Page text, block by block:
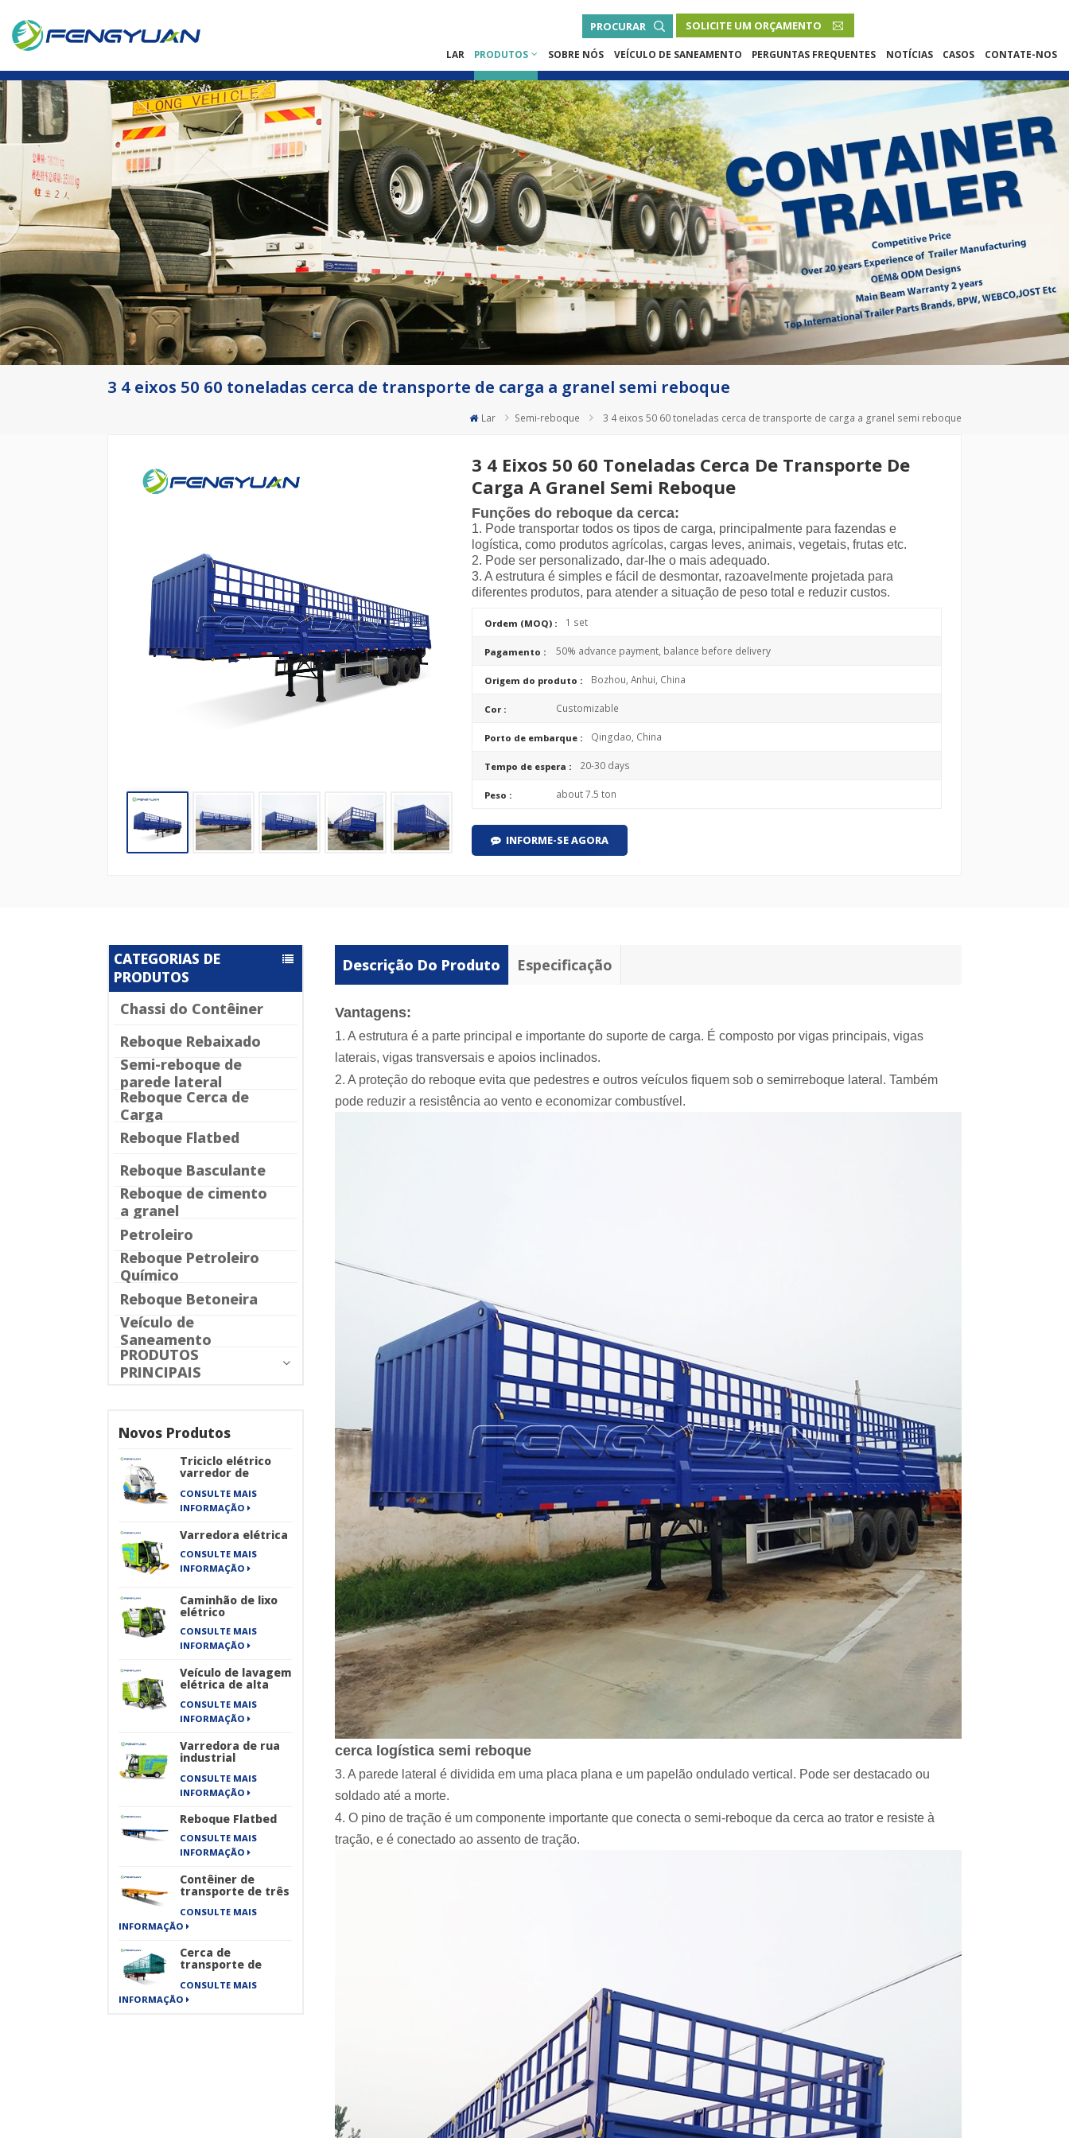
PROCURAR SOLICITE UM ORÇAMENTO
French
Русский язык
Español
Português
Malay
ภาษา
Türkçe
LAR PRODUTOS SOBRE NÓS VEÍCULO DE SANEAMENTO PERGUNTAS FREQUENTES NOTÍCIAS CASOS CONTATE-NOS
3 4 eixos 50 60 toneladas cerca de transporte de carga a granel semi reboque
Lar Semi-reboque 3 4 eixos 50 60 toneladas cerca de transporte de carga a granel semi reboque
3 4 Eixos 50 60 Toneladas Cerca De Transporte De
Carga A Granel Semi Reboque
Funções do reboque da cerca:
1. Pode transportar todos os tipos de carga, principalmente para fazendas e
logística, como produtos agrícolas, cargas leves, animais, vegetais, frutas etc.
2. Pode ser personalizado, dar-lhe o mais adequado.
3. A estrutura é simples e fácil de desmontar, razoavelmente projetada para
diferentes produtos, para atender a situação de peso total e reduzir custos.
Ordem (MOQ) : 1 set
Pagamento : 50% advance payment, balance before delivery
Origem do produto : Bozhou, Anhui, China
Cor : Customizable
Porto de embarque : Qingdao, China
Tempo de espera : 20-30 days
Peso : about 7.5 ton
INFORME-SE AGORA
CATEGORIAS DE
PRODUTOS
Chassi do Contêiner
Reboque Rebaixado
Semi-reboque de
parede lateral
Reboque Cerca de
Carga
Reboque Flatbed
Reboque Basculante
Reboque de cimento
a granel
Petroleiro
Reboque Petroleiro
Químico
Reboque Betoneira
Veículo de
Saneamento
PRODUTOS
PRINCIPAIS
Novos Produtos
Triciclo elétrico
varredor de
CONSULTE MAIS
INFORMAÇÃO
Varredora elétrica
CONSULTE MAIS
INFORMAÇÃO
Caminhão de lixo
elétrico
CONSULTE MAIS
INFORMAÇÃO
Veículo de lavagem
elétrica de alta
CONSULTE MAIS
INFORMAÇÃO
Varredora de rua
industrial
elétrica de quatro
rodas New Energy
CONSULTE MAIS
INFORMAÇÃO
Reboque Flatbed
CONSULTE MAIS
INFORMAÇÃO
Contêiner de
transporte de três
eixos semi-
reboque de
esqueleto
CONSULTE MAIS
INFORMAÇÃO
Cerca de
transporte de
transporte de
mercadorias
CONSULTE MAIS
INFORMAÇÃO
Descrição Do Produto Especificação
Vantagens:
1. A estrutura é a parte principal e importante do suporte de carga. É composto por vigas principais, vigas
laterais, vigas transversais e apoios inclinados.
2. A proteção do reboque evita que pedestres e outros veículos fiquem sob o semirreboque lateral. Também
pode reduzir a resistência ao vento e economizar combustível.
cerca logística semi reboque
3. A parede lateral é dividida em uma placa plana e um papelão ondulado vertical. Pode ser destacado ou
soldado até a morte.
4. O pino de tração é um componente importante que conecta o semi-reboque da cerca ao trator e resiste à
tração, e é conectado ao assento de tração.